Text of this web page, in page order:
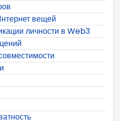
вещей
личности в Web3